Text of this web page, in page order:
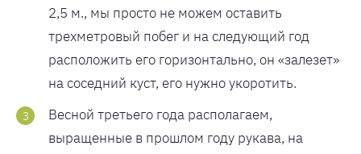
2,5 м., мы просто не можем оставить
трехметровый побег и на следующий год
расположить его горизонтально, он «залезет»
на соседний куст, его нужно укоротить.
Весной третьего года располагаем,
выращенные в прошлом году рукава, на